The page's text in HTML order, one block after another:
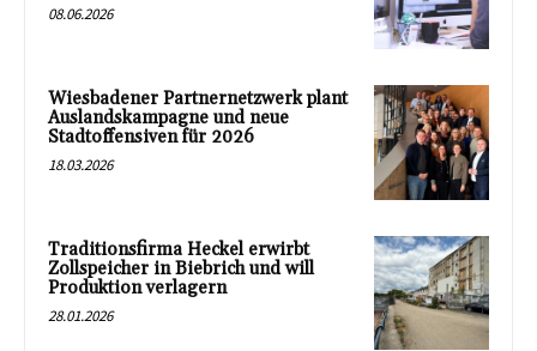
08.06.2026
Wiesbadener Partnernetzwerk plant
Auslandskampagne und neue
Stadtoffensiven für 2026
18.03.2026
Traditionsfirma Heckel erwirbt
Zollspeicher in Biebrich und will
Produktion verlagern
28.01.2026